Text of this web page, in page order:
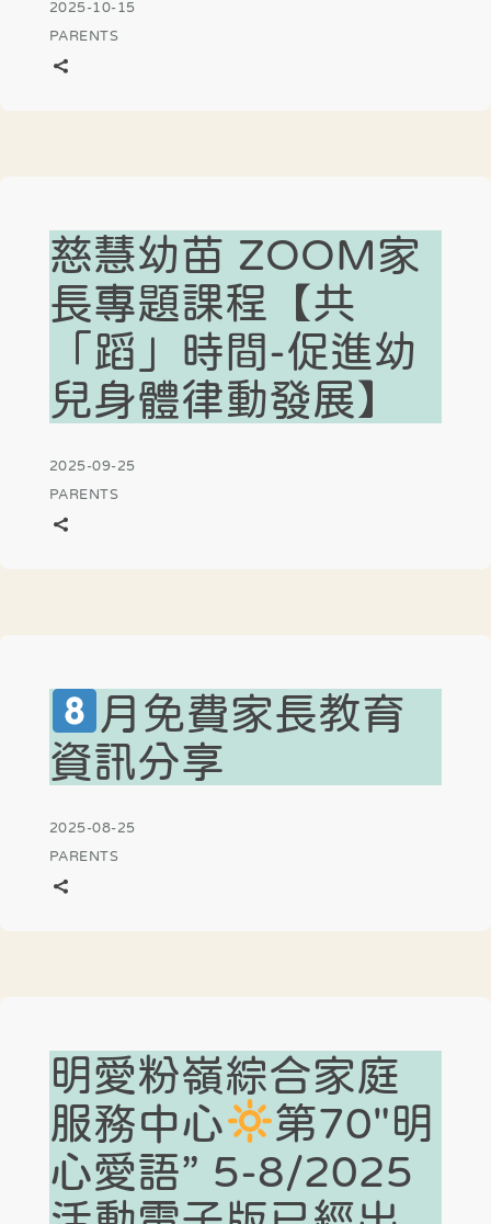
2025-10-15
PARENTS
慈慧幼苗 ZOOM家
長專題課程【共
「蹈」時間-促進幼
兒身體律動發展】
2025-09-25
PARENTS
月免費家長教育
資訊分享
2025-08-25
PARENTS
明愛粉嶺綜合家庭
服務中心
第70″明
心愛語” 5-8/2025